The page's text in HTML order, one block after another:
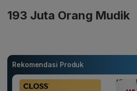
193 Juta Orang Mudik
Rekomendasi Produk